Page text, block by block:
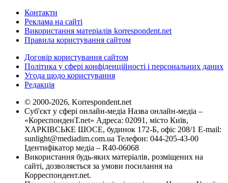
Контакти
Реклама на сайті
Використання матеріалів korrespondent.net
Правила користування сайтом
Договір користування сайтом
Політика у сфері конфіденційності і персональних даних
Угода щодо користування
Редакція
© 2000-2026, Korrespondent.net
Суб'єкт у сфері онлайн-медіа Назва онлайн-медіа –
«КореспонденТ.net» Адреса: 02091, місто Київ,
ХАРКІВСЬКЕ ШОСЕ, будинок 172-Б, офіс 208/1 E-mail:
sunlight@mediadim.com.ua Телефон: 044-205-43-00
Ідентифікатор медіа – R40-06068
Використання будь-яких матеріалів, розміщених на
сайті, дозволяється за умови посилання на
Корреспондент.net.